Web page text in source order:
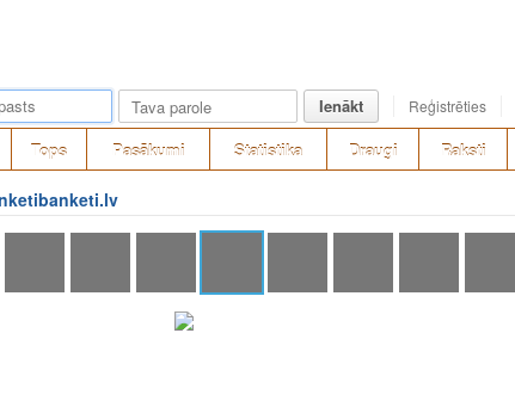
Ienākt Reģistrēties
Tops Pasākumi Statistika Draugi Raksti